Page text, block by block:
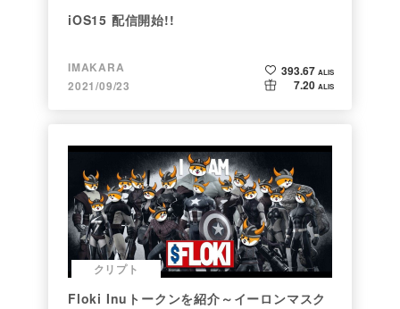
iOS15 配信開始!!
IMAKARA
2021/09/23
393.67 ALIS
7.20 ALIS
クリプト
Floki Inuトークンを紹介～イーロンマスク